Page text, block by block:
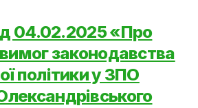
04.02.2025 «Про
законодавства
політики у ЗПО